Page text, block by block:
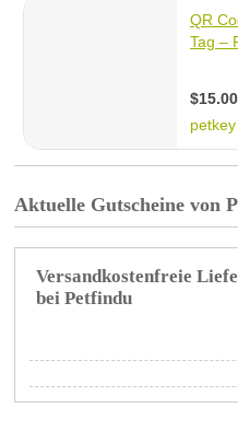
Aktuelle Gutscheine von
Versandkostenfreie
bei Petfindu